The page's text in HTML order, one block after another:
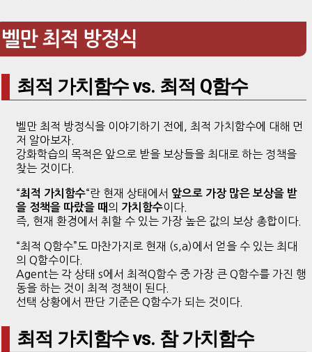
벨만 최적 방정식
최적 가치함수 vs. 최적 Q함수
벨만 최적 방정식을 이야기하기 전에, 최적 가치함수에 대해 먼
저 알아보자.
강화학습의 목적은 앞으로 받을 보상들을 최대로 하는 정책을
찾는 것이다.
“최적 가치함수“란 현재 상태에서 앞으로 가장 많은 보상을 받
을 정책을 따랐을 때 의 가치함수이다.
즉, 현재 환경에서 취할 수 있는 가장 높은 값의 보상 총합이다.
“최적 Q함수”도 마찬가지로 현재 (s,a)에서 얻을 수 있는 최대
의 Q함수이다.
Agent는 각 상태 s에서 최적Q함수 중 가장 큰 Q함수를 가진 행
동을 하는 것이 최적 정책이 된다.
선택 상황에서 판단 기준은 Q함수가 되는 것이다.
최적 가치함수 vs. 참 가치함수